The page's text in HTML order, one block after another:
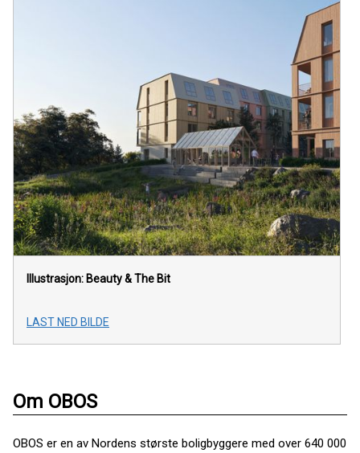
Illustrasjon: Beauty & The Bit
LAST NED BILDE
Om OBOS
OBOS er en av Nordens største boligbyggere med over 640 000